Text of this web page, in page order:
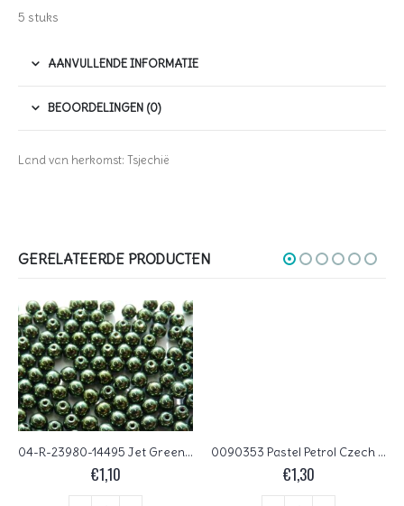
5 stuks
AANVULLENDE INFORMATIE
BEOORDELINGEN (0)
Land van herkomst: Tsjechië
GERELATEERDE PRODUCTEN
04-R-23980-14495 Jet Green Metallic Luster 120 Pc.
€1,10
0090353 Pastel Petrol Czech Glass Facet Firepolish 4mm 50 stuks
€1,30